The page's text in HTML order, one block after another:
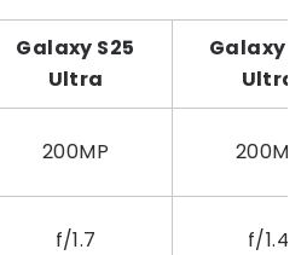
Galaxy S25
Ultra
Galaxy
Ultra
200MP 200MP
f/1.7 f/1.4